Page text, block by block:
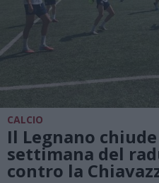
CALCIO
Il Legnano
settimana del
contro la